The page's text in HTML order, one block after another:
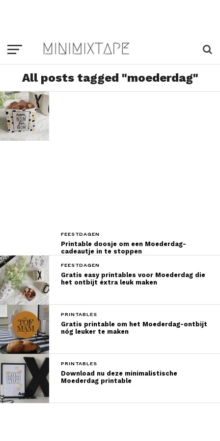
All posts tagged "moederdag"
FEESTDAGEN
Printable doosje om een Moederdag-
cadeautje in te stoppen
FEESTDAGEN
Gratis easy printables voor Moederdag die
het ontbijt éxtra leuk maken
PRINTABLES
Gratis printable om het Moederdag-ontbijt
nóg leuker te maken
PRINTABLES
Download nu deze minimalistische
Moederdag printable